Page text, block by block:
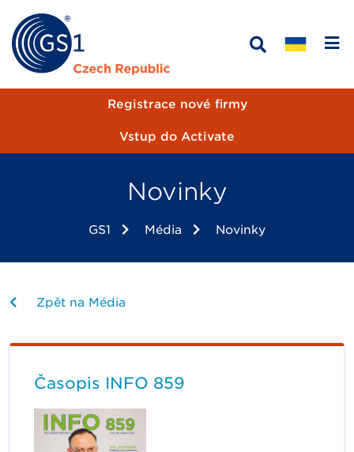
Registrace nové firmy
Vstup do Activate
Novinky
GS1 Média Novinky
Zpět na Média
Časopis INFO 859